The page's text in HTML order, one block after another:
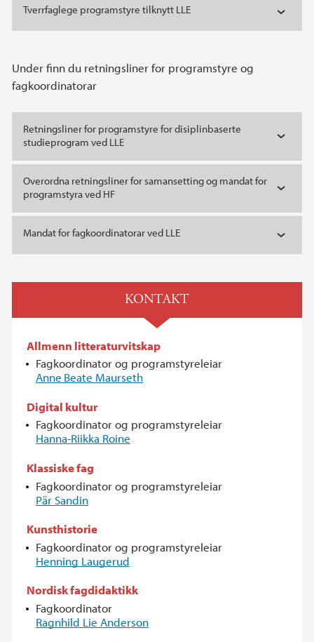
Tverrfaglege programstyre tilknytt LLE
Under finn du retningsliner for programstyre og
fagkoordinatorar
Retningsliner for programstyre for disiplinbaserte
studieprogram ved LLE
Overordna retningsliner for samansetting og mandat for
programstyra ved HF
Mandat for fagkoordinatorar ved LLE
KONTAKT
Allmenn litteraturvitskap
Fagkoordinator og programstyreleiar
Anne Beate Maurseth
Digital kultur
Fagkoordinator og programstyreleiar
Hanna-Riikka Roine
Klassiske fag
Fagkoordinator og programstyreleiar
Pär Sandin
Kunsthistorie
Fagkoordinator og programstyreleiar
Henning Laugerud
Nordisk fagdidaktikk
Fagkoordinator
Ragnhild Lie Anderson